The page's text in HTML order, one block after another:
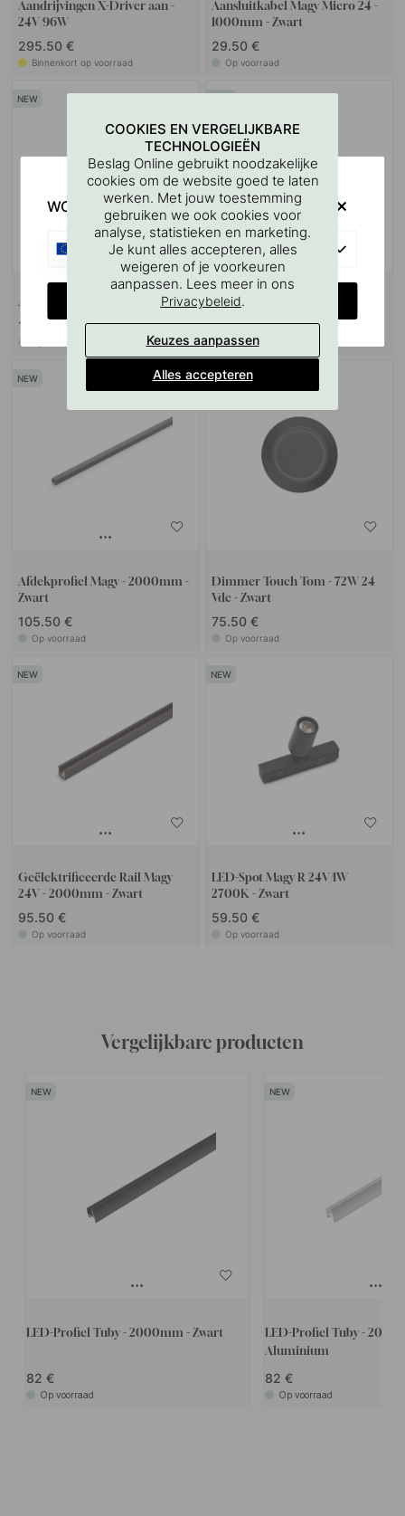
Aandrijvingen X-Driver aan -
24V/96W
295.50 €
Binnenkort op voorraad
Aansluitkabel Magy Micro 24 -
1000mm - Zwart
29.50 €
Op voorraad
Accessoireset Magy - Inbouw
15 €
Accessoireset Magy - Opbouw
15 €
Op voorraad
Afdekprofiel Magy - 2000mm -
Zwart
105.50 €
Op voorraad
Dimmer Touch Tom - 72W 24
Vdc - Zwart
75.50 €
Op voorraad
Geëlektrificeerde Rail Magy
24V - 2000mm - Zwart
95.50 €
Op voorraad
LED-Spot Magy R 24V/1W
2700K - Zwart
59.50 €
Op voorraad
Vergelijkbare producten
LED-Profiel Tuby - 2000mm - Zwart
82
Op voorraad
LED-Profiel Tuby -
Aluminium
82
Op voorraad
COOKIES EN VERGELIJKBARE
TECHNOLOGIEËN
Beslag Online gebruikt noodzakelijke
cookies om de website goed te laten
werken. Met jouw toestemming
gebruiken we ook cookies voor
analyse, statistieken en marketing.
Je kunt alles accepteren, alles
weigeren of je voorkeuren
aanpassen. Lees meer in ons
Privacybeleid.
Keuzes aanpassen
Alles accepteren
WOULD YOU RATHER VISIT?
CHANGE COUNTRY